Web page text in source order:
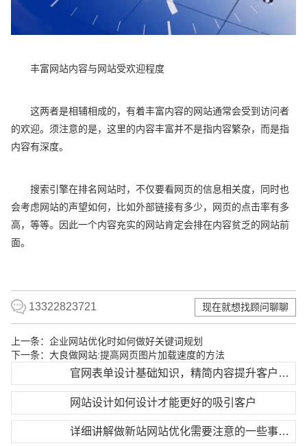
丰富网站内容与网站受欢迎程度
这两者是相辅相成的，有着丰富内容的网站通常会受到访问者
的欢迎。须注意的是，这里的内容丰富并不是指内容繁杂，而是指
内容有深度。
搜索引擎在排名网站时，不仅要看网页的信息相关度，同时也
会考虑网站的声望如何，比如外部链接有多少，网页的点击率有多
高，等等。因此一个内容充实的网站肯定会排在内容贫乏的网站前
面。
13322823721 现在就想找顾问聊聊
上一条：企业网站优化时如何做好关键词规划
下一条：大良做网站:提高网页图片加载速度的方法
官网表单设计基础知识，精简内容提升客户提交率
网站设计如何设计才能更好的吸引客户
详细讲解做新站网站优化需要注意的一些事项！